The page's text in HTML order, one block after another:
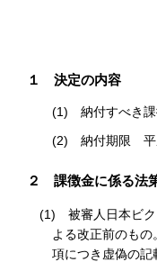
１ 決定の内容
(1) 納付すべき
(2) 納付期限 平
２ 課徴金に係る法
(1) 被審人日本ビク
よる改正前のも
項につき虚偽の記